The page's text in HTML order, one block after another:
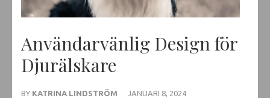
Användarvänlig Design för
Djurälskare
BY KATRINA LINDSTRÖM
JANUARI 8, 2024